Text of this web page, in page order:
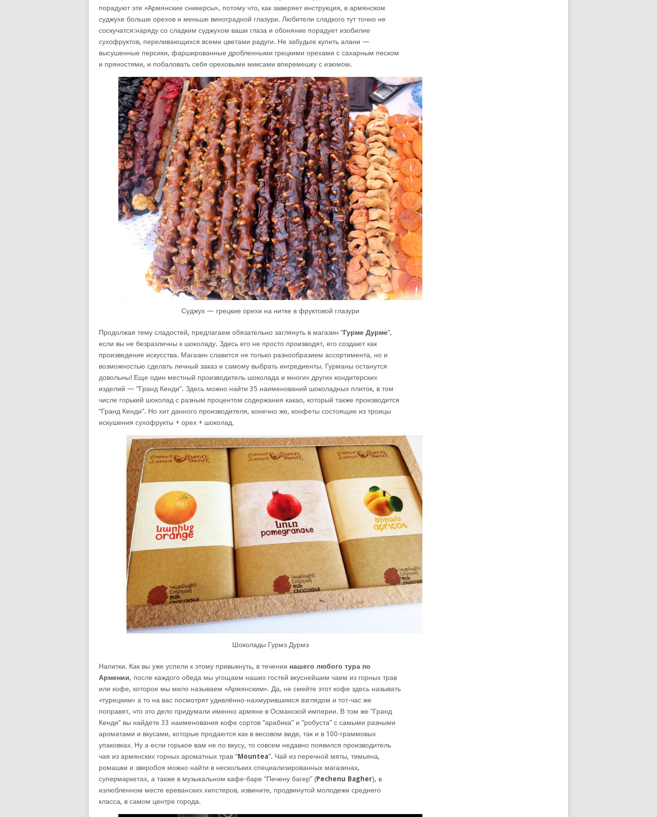
порадуют эти «Армянские сникерсы», потому что, как заверяет инструкция, в армянском
суджухе больше орехов и меньше виноградной глазури. Любители сладкого тут точно не
соскучатся:наряду со сладким суджухом ваши глаза и обоняние порадует изобилие
сухофруктов, переливающихся всеми цветами радуги. Не забудьте купить алани —
высушенные персики, фаршированные дробленными грецкими орехами с сахарным песком
и пряностями, и побаловать себя ореховыми миксами вперемешку с изюмом.
Суджух — грецкие орехи на нитке в фруктовой глазури
Продолжая тему сладостей, предлагаем обязательно заглянуть в магазин “Гурме Дурме”,
если вы не безразличны к шоколаду. Здесь его не просто производят, его создают как
произведение искусства. Магазин славится не только разнообразием ассортимента, но и
возможностью сделать личный заказ и самому выбрать ингредиенты. Гурманы останутся
довольны! Еще один местный производитель шоколада и многих других кондитерских
изделий — “Гранд Кенди”. Здесь можно найти 35 наименований шоколадных плиток, в том
числе горький шоколад с разным процентом содержания какао, который также производится
“Гранд Кенди”. Но хит данного производителя, конечно же, конфеты состоящие из троицы
искушения сухофрукты + орех + шоколад.
Шоколады Гурмэ Дурмэ
Напитки. Как вы уже успели к этому привыкнуть, в течении нашего любого тура по
Армении, после каждого обеда мы угощаем наших гостей вкуснейшим чаем из горных трав
или кофе, которое мы мило называем «Армянским». Да, не смейте этот кофе здесь называть
«турецким» а то на вас посмотрят удивлённо-нахмурившимся взглядом и тот-час же
поправят, что это дело придумали именно армяне в Османской империи. В том же “Гранд
Кенди” вы найдете 33 наименования кофе сортов “арабика” и “робуста” с самыми разными
ароматами и вкусами, которые продаются как в весовом виде, так и в 100-граммовых
упаковках. Ну а если горькое вам не по вкусу, то совсем недавно появился производитель
чая из армянских горных ароматных трав “Mountea”. Чай из перечной мяты, тимьяна,
ромашки и зверобоя можно найти в нескольких специализированных магазинах,
супермаркетах, а также в музыкальном кафе-баре “Печену багер” (Pechenu Bagher), в
излюбленном месте ереванских хипстеров, извините, продвинутой молодежи среднего
класса, в самом центре города.